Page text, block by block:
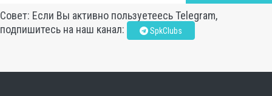
Совет: Если Вы активно пользуетеесь Telegram,
подпишитесь на наш канал:
SpkClubs